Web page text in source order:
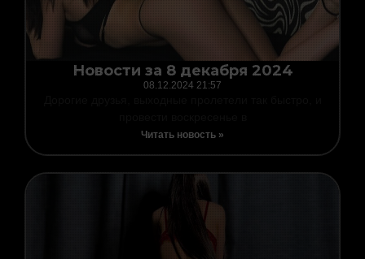
Новости за 8 декабря 2024
08.12.2024 21:57
Читать новость »